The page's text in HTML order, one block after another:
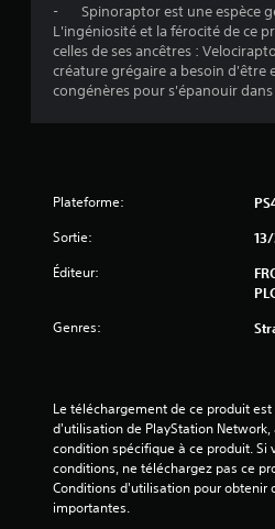
- Spinoraptor est une espèce
L'ingéniosité et la férocité de ce
celles de ses ancêtres :
créature grégaire a besoin d'être
congénères pour s'épanouir
Plateforme:
Sortie:
Éditeur:
Genres:
Le téléchargement de ce produit
d'utilisation de PlayStation
condition spécifique à ce produit. Si
conditions, ne téléchargez pas ce
Conditions d'utilisation pour obtenir
importantes.